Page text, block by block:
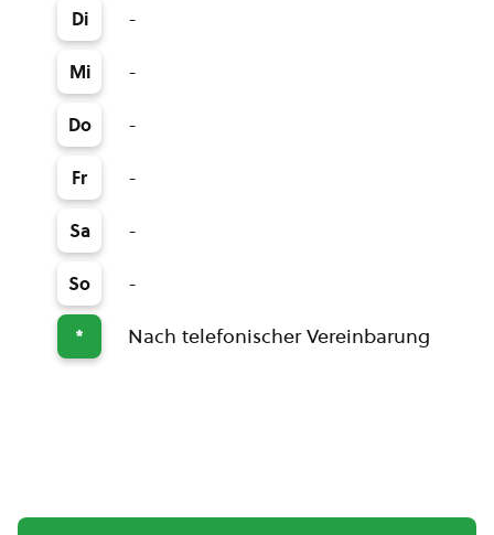
Di -
Mi -
Do -
Fr -
Sa -
So -
* Nach telefonischer Vereinbarung